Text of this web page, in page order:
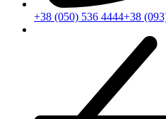
+38 (050) 536 4444+38